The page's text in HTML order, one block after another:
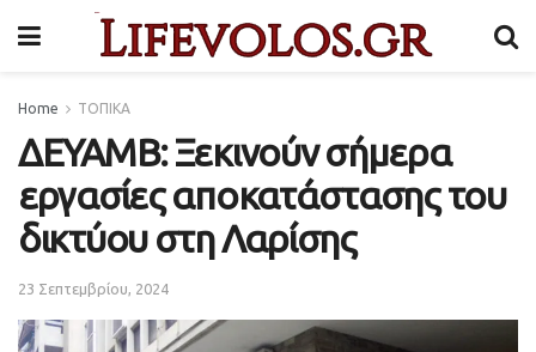
Home ΤΟΠΙΚΑ
ΔΕΥΑΜΒ: Ξεκινούν σήμερα
εργασίες αποκατάστασης του
δικτύου στη Λαρίσης
23 Σεπτεμβρίου, 2024